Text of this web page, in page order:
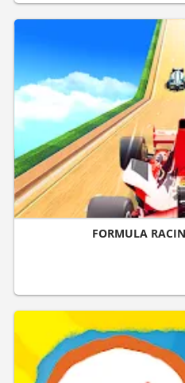
FORMULA